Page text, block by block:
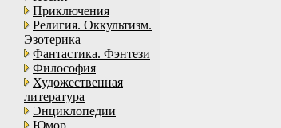
Приключения
Религия. Оккультизм.
Эзотерика
Фантастика. Фэнтези
Философия
Художественная
литература
Энциклопедии
Юмор